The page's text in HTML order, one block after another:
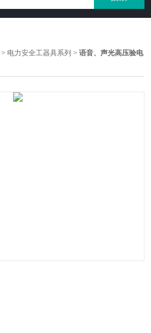
> 电力安全工器具系列 >语音、声光高压验电